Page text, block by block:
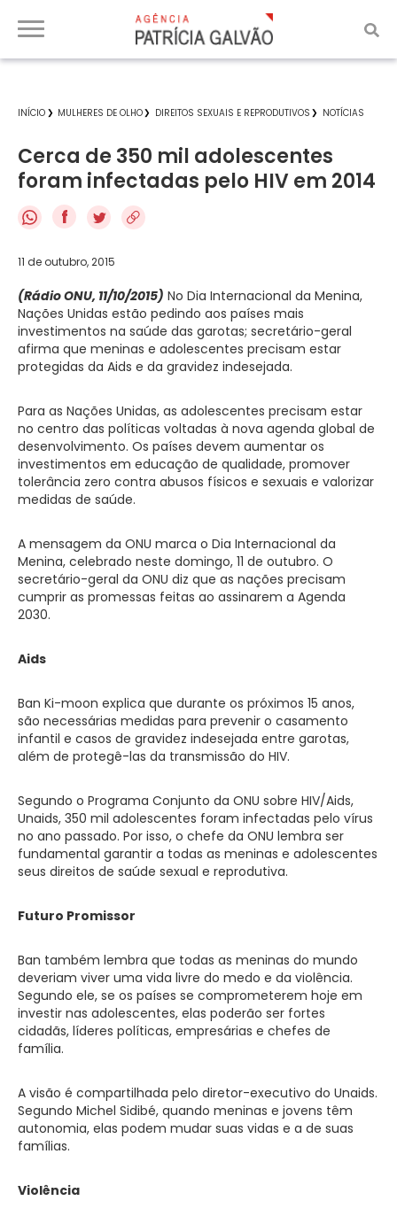
INÍCIO MULHERES DE OLHO DIREITOS SEXUAIS E REPRODUTIVOS NOTÍCIAS
Cerca de 350 mil adolescentes
foram infectadas pelo HIV em 2014
f
11 de outubro, 2015
(Rádio ONU, 11/10/2015) No Dia Internacional da Menina,
Nações Unidas estão pedindo aos países mais
investimentos na saúde das garotas; secretário-geral
afirma que meninas e adolescentes precisam estar
protegidas da Aids e da gravidez indesejada.
Para as Nações Unidas, as adolescentes precisam estar
no centro das políticas voltadas à nova agenda global de
desenvolvimento. Os países devem aumentar os
investimentos em educação de qualidade, promover
tolerância zero contra abusos físicos e sexuais e valorizar
medidas de saúde.
A mensagem da ONU marca o Dia Internacional da
Menina, celebrado neste domingo, 11 de outubro. O
secretário-geral da ONU diz que as nações precisam
cumprir as promessas feitas ao assinarem a Agenda
2030.
Aids
Ban Ki-moon explica que durante os próximos 15 anos,
são necessárias medidas para prevenir o casamento
infantil e casos de gravidez indesejada entre garotas,
além de protegê-las da transmissão do HIV.
Segundo o Programa Conjunto da ONU sobre HIV/Aids,
Unaids, 350 mil adolescentes foram infectadas pelo vírus
no ano passado. Por isso, o chefe da ONU lembra ser
fundamental garantir a todas as meninas e adolescentes
seus direitos de saúde sexual e reprodutiva.
Futuro Promissor
Ban também lembra que todas as meninas do mundo
deveriam viver uma vida livre do medo e da violência.
Segundo ele, se os países se comprometerem hoje em
investir nas adolescentes, elas poderão ser fortes
cidadãs, líderes políticas, empresárias e chefes de
família.
A visão é compartilhada pelo diretor-executivo do Unaids.
Segundo Michel Sidibé, quando meninas e jovens têm
autonomia, elas podem mudar suas vidas e a de suas
famílias.
Violência